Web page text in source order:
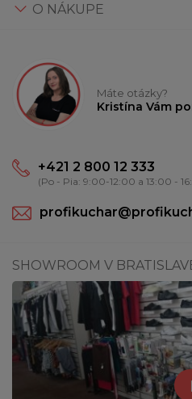
O NÁKUPE
Máte otázky?
Kristína Vám
+421 2 800 12 333
(Po - Pia: 9:00-12:00 a 13:00 -
SHOWROOM V